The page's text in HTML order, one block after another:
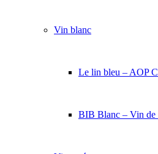
Vin blanc
Le lin bleu – AOP
BIB Blanc – Vin de